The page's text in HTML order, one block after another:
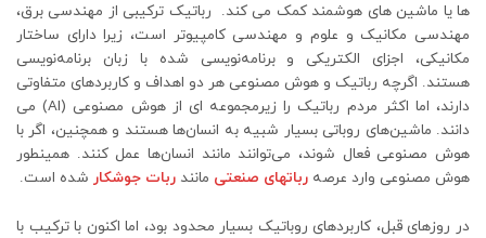
ها یا ماشین های هوشمند کمک می کند. رباتیک ترکیبی از مهندسی برق،
مهندسی مکانیک و علوم و مهندسی کامپیوتر است، زیرا دارای ساختار
مکانیکی، اجزای الکتریکی و برنامه‌نویسی شده با زبان برنامه‌نویسی
هستند. اگرچه رباتیک و هوش مصنوعی هر دو اهداف و کاربردهای متفاوتی
دارند، اما اکثر مردم رباتیک را زیرمجموعه ای از هوش مصنوعی (AI) می
دانند. ماشین‌های روباتی بسیار شبیه به انسان‌ها هستند و همچنین، اگر با
هوش مصنوعی فعال شوند، می‌توانند مانند انسان‌ها عمل کنند. همینطور
هوش مصنوعی وارد عرصه رباتهای صنعتی مانند ربات جوشکار شده است.
در روزهای قبل، کاربردهای روباتیک بسیار محدود بود، اما اکنون با ترکیب با